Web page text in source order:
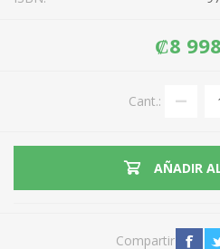
₡8
Cant.:
AÑADIR
Compartir